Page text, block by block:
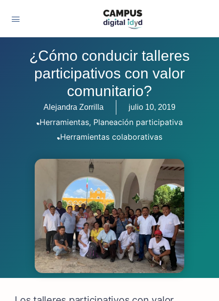
¿Cómo conducir talleres
participativos con valor
comunitario?
Alejandra Zorrilla julio 10, 2019
Herramientas, Planeación participativa
Herramientas colaborativas